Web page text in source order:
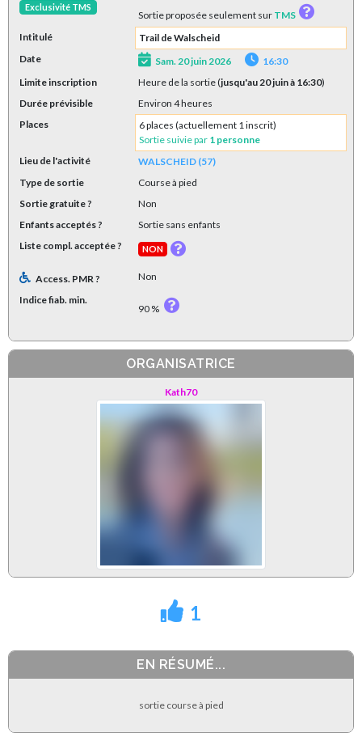
Exclusivité TMS
Sortie proposée seulement sur TMS
Intitulé
Trail de Walscheid
Date
Sam. 20 juin 2026
16:30
Limite inscription
Heure de la sortie (jusqu'au 20 juin à 16:30)
Durée prévisible
Environ 4 heures
Places
6 places (actuellement 1 inscrit)
Sortie suivie par 1 personne
Lieu de l'activité
WALSCHEID (57)
Type de sortie
Course à pied
Sortie gratuite ?
Non
Enfants acceptés ?
Sortie sans enfants
Liste compl. acceptée ?
NON
Access. PMR ?
Non
Indice fiab. min.
90 %
ORGANISATRICE
Kath70
1
EN RÉSUMÉ...
sortie course à pied